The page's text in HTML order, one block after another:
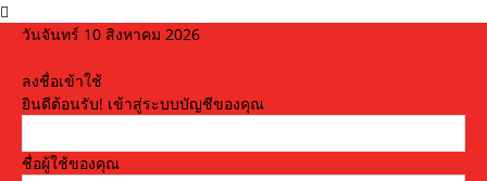
วันจันทร์ 10 สิงหาคม 2026
ลงชื่อเข้าใช้
ยินดีต้อนรับ! เข้าสู่ระบบบัญชีของคุณ
ชื่อผู้ใช้ของคุณ